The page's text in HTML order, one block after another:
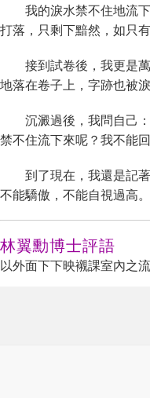
我的淚水禁不住地流
打落，只剩下黯然，如只
接到試卷後，我更是
地落在卷子上，字跡也被淚
沉澱過後，我問自己
禁不住流下來呢？我不能回
到了現在，我還是記
不能驕傲，不能自視過高
林翼勳博士評語
以外面下下映襯課室內之